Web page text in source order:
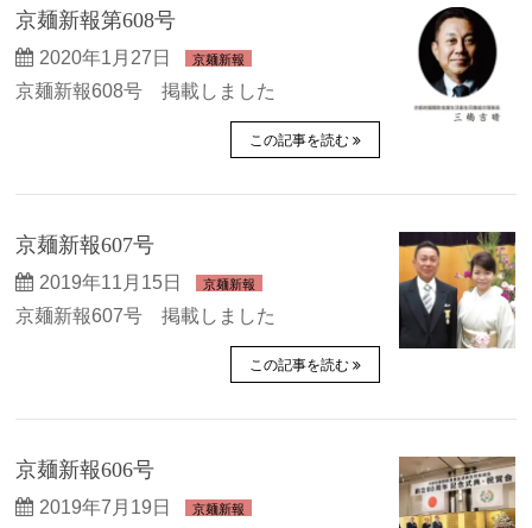
京麺新報第608号
2020年1月27日 京麺新報
京麺新報608号 掲載しました
この記事を読む
京麺新報607号
2019年11月15日 京麺新報
京麺新報607号 掲載しました
この記事を読む
京麺新報606号
2019年7月19日 京麺新報